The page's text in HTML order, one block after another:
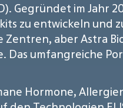
Gegründet im Jahr
zu entwickeln und
aber Astra
Das umfangreiche
Hormone,